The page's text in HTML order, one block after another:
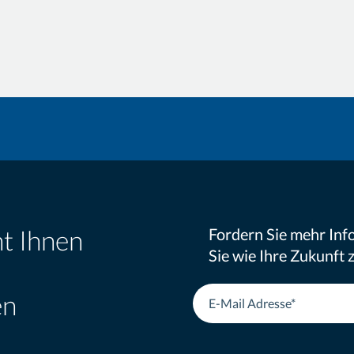
Ihnen
Fordern Sie mehr
Sie wie Ihre Zukunft